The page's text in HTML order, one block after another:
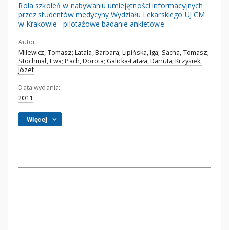
Rola szkoleń w nabywaniu umiejętności informacyjnych
przez studentów medycyny Wydziału Lekarskiego UJ CM
w Krakowie - pilotażowe badanie ankietowe
Autor:
Milewicz, Tomasz; Latała, Barbara; Lipińska, Iga; Sacha, Tomasz;
Stochmal, Ewa; Pach, Dorota; Galicka-Latała, Danuta; Krzysiek,
Józef
Data wydania:
2011
Więcej